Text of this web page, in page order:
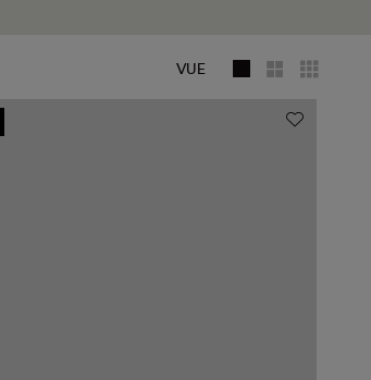
VUE